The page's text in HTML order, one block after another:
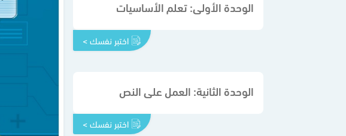
الوحدة الأولى: تعلم الأساسيات
اختبر نفسك >
الوحدة الثانية: العمل على النص
اختبر نفسك >